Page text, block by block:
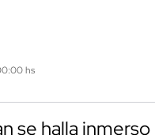
hs
se halla